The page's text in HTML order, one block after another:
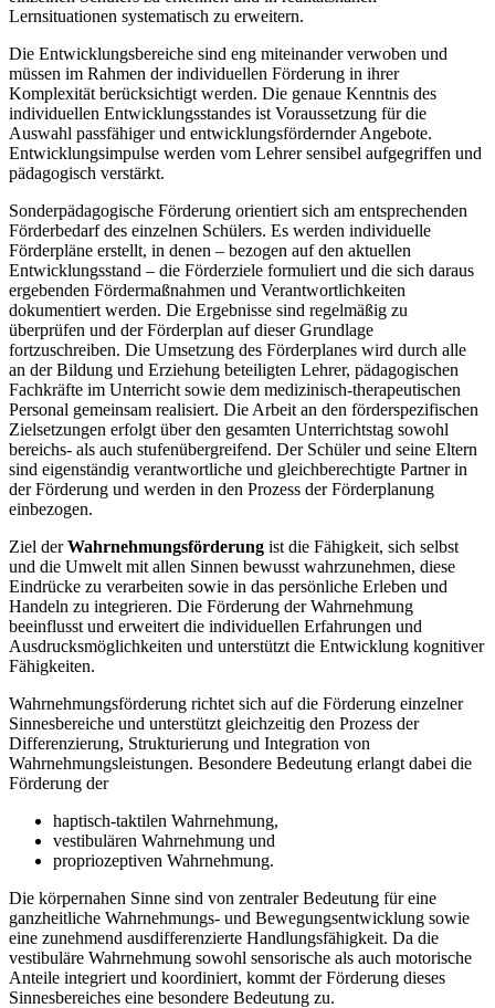
Lernsituationen systematisch zu erweitern.
Die Entwicklungsbereiche sind eng miteinander verwoben und
müssen im Rahmen der individuellen Förderung in ihrer
Komplexität berücksichtigt werden. Die genaue Kenntnis des
individuellen Entwicklungsstandes ist Voraussetzung für die
Auswahl passfähiger und entwicklungsfördernder Angebote.
Entwicklungsimpulse werden vom Lehrer sensibel aufgegriffen und
pädagogisch verstärkt.
Sonderpädagogische Förderung orientiert sich am entsprechenden
Förderbedarf des einzelnen Schülers. Es werden individuelle
Förderpläne erstellt, in denen – bezogen auf den aktuellen
Entwicklungsstand – die Förderziele formuliert und die sich daraus
ergebenden Fördermaßnahmen und Verantwortlichkeiten
dokumentiert werden. Die Ergebnisse sind regelmäßig zu
überprüfen und der Förderplan auf dieser Grundlage
fortzuschreiben. Die Umsetzung des Förderplanes wird durch alle
an der Bildung und Erziehung beteiligten Lehrer, pädagogischen
Fachkräfte im Unterricht sowie dem medizinisch-therapeutischen
Personal gemeinsam realisiert. Die Arbeit an den förderspezifischen
Zielsetzungen erfolgt über den gesamten Unterrichtstag sowohl
bereichs- als auch stufenübergreifend. Der Schüler und seine Eltern
sind eigenständig verantwortliche und gleichberechtigte Partner in
der Förderung und werden in den Prozess der Förderplanung
einbezogen.
Ziel derWahrnehmungsförderung ist die Fähigkeit, sich selbst
und die Umwelt mit allen Sinnen bewusst wahrzunehmen, diese
Eindrücke zu verarbeiten sowie in das persönliche Erleben und
Handeln zu integrieren. Die Förderung der Wahrnehmung
beeinflusst und erweitert die individuellen Erfahrungen und
Ausdrucksmöglichkeiten und unterstützt die Entwicklung kognitiver
Fähigkeiten.
Wahrnehmungsförderung richtet sich auf die Förderung einzelner
Sinnesbereiche und unterstützt gleichzeitig den Prozess der
Differenzierung, Strukturierung und Integration von
Wahrnehmungsleistungen. Besondere Bedeutung erlangt dabei die
Förderung der
haptisch-taktilen Wahrnehmung,
vestibulären Wahrnehmung und
propriozeptiven Wahrnehmung.
Die körpernahen Sinne sind von zentraler Bedeutung für eine
ganzheitliche Wahrnehmungs- und Bewegungsentwicklung sowie
eine zunehmend ausdifferenzierte Handlungsfähigkeit. Da die
vestibuläre Wahrnehmung sowohl sensorische als auch motorische
Anteile integriert und koordiniert, kommt der Förderung dieses
Sinnesbereiches eine besondere Bedeutung zu.